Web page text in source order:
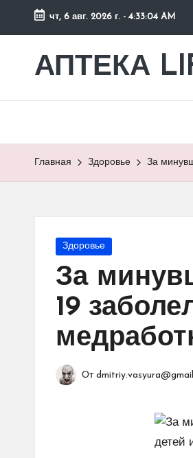
Перейти
содержимому
чт, 6 авг. 2026 г. - 4:33:04 AM
АПТЕКА
сайт
Главная Здоровье За
Опубликовано
Здоровье
За
19
Запись
От